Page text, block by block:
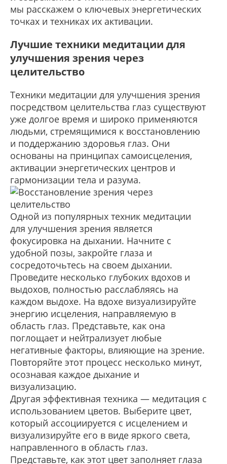
мы расскажем о ключевых энергетических
точках и техниках их активации.
Лучшие техники медитации для
улучшения зрения через
целительство
Техники медитации для улучшения зрения
посредством целительства глаз существуют
уже долгое время и широко применяются
людьми, стремящимися к восстановлению
и поддержанию здоровья глаз. Они
основаны на принципах самоисцеления,
активации энергетических центров и
гармонизации тела и разума.
Одной из популярных техник медитации
для улучшения зрения является
фокусировка на дыхании. Начните с
удобной позы, закройте глаза и
сосредоточьтесь на своем дыхании.
Проведите несколько глубоких вдохов и
выдохов, полностью расслабляясь на
каждом выдохе. На вдохе визуализируйте
энергию исцеления, направляемую в
область глаз. Представьте, как она
поглощает и нейтрализует любые
негативные факторы, влияющие на зрение.
Повторяйте этот процесс несколько минут,
осознавая каждое дыхание и
визуализацию.
Другая эффективная техника — медитация с
использованием цветов. Выберите цвет,
который ассоциируется с исцелением и
визуализируйте его в виде яркого света,
направленного в область глаз.
Представьте, как этот цвет заполняет глаза